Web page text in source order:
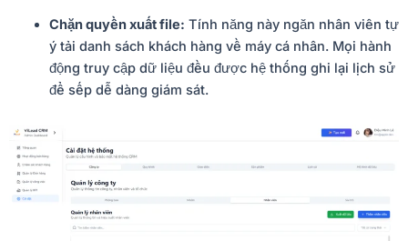
Chặn quyền xuất file: Tính năng này ngăn nhân viên tự
ý tải danh sách khách hàng về máy cá nhân. Mọi hành
động truy cập dữ liệu đều được hệ thống ghi lại lịch sử
để sếp dễ dàng giám sát.